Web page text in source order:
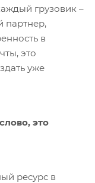
грузовик –
партнер,
в
это
уже
это
ресурс в